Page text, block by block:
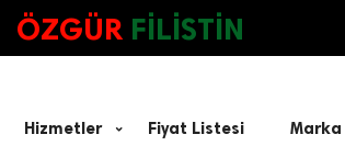
ÖZGÜR FİLİSTİN
Hizmetler Fiyat Listesi Marka